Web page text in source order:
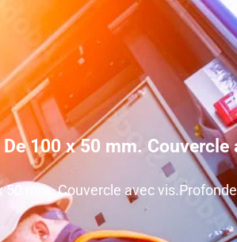
100 x 50 mm. Couvercle
mm. Couvercle avec